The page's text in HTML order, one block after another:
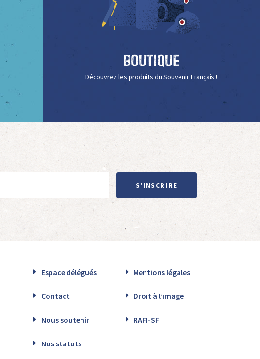
Boutique
Découvrez les produits du Souvenir Français !
S'INSCRIRE
Espace délégués Mentions légales
Contact Droit à l’image
Nous soutenir RAFI-SF
Nos statuts